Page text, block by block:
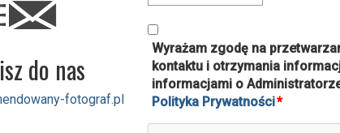
do nas
fotograf.pl
Wyrażam zgodę na
kontaktu i otrzymania
informacjami o
Polityka Prywatności*